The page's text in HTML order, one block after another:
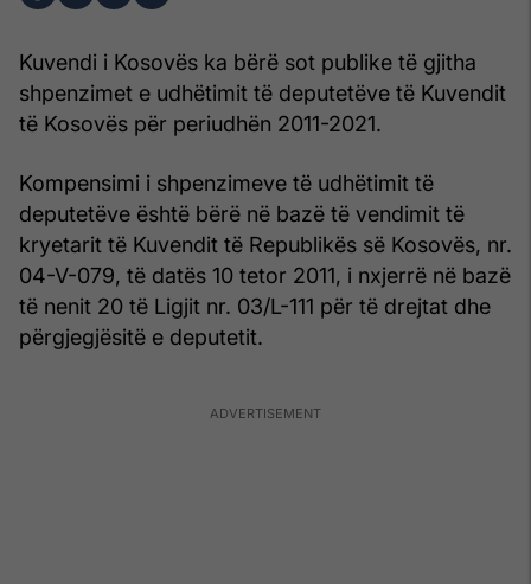
Kuvendi i Kosovës ka bërë sot publike të gjitha
shpenzimet e udhëtimit të deputetëve të Kuvendit
të Kosovës për periudhën 2011-2021.
Kompensimi i shpenzimeve të udhëtimit të
deputetëve është bërë në bazë të vendimit të
kryetarit të Kuvendit të Republikës së Kosovës, nr.
04-V-079, të datës 10 tetor 2011, i nxjerrë në bazë
të nenit 20 të Ligjit nr. 03/L-111 për të drejtat dhe
përgjegjësitë e deputetit.